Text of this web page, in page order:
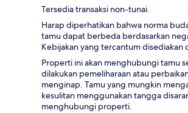
Tersedia transaksi non-tunai.
Harap diperhatikan bahwa norma
tamu dapat berbeda berdasarkan
Kebijakan yang tercantum disediakan
Properti ini akan menghubungi tamu
dilakukan pemeliharaan atau
menginap. Tamu yang mungkin
kesulitan menggunakan tangga
menghubungi properti.